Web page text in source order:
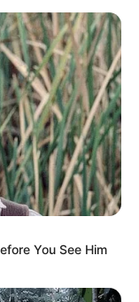
You See Him